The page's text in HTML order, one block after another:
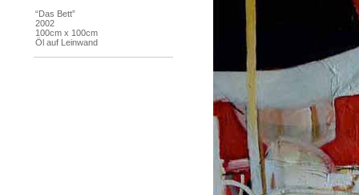
“Das Bett”
2002
100cm x 100cm
Öl auf Leinwand